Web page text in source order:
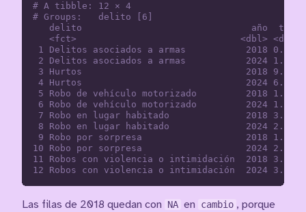
# A tibble: 12 × 4
# Groups:   delito [6]
delito                               año  tasa
<fct>                              <dbl>
1 Delitos asociados a armas           2018 0.962
2 Delitos asociados a armas           2024 1.47
3 Hurtos                              2018 9.25
4 Hurtos                              2024 6.30
5 Robo de vehículo motorizado         2018 1.31
6 Robo de vehículo motorizado         2024
7 Robo en lugar habitado              2018 3.14
8 Robo en lugar habitado              2024
9 Robo por sorpresa                   2018 1.84
10 Robo por sorpresa                   2024 2.04
11 Robos con violencia o intimidación  2018 3.95
Las filas de 2018 quedan con NA en cambio , porque